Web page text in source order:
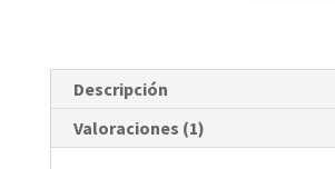
Descripción
Valoraciones (1)